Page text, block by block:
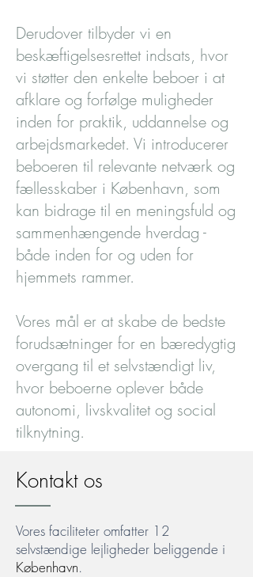
Derudover tilbyder vi en
beskæftigelsesrettet indsats, hvor
vi støtter den enkelte beboer i at
afklare og forfølge muligheder
inden for praktik, uddannelse og
arbejdsmarkedet. Vi introducerer
beboeren til relevante netværk og
fællesskaber i København, som
kan bidrage til en meningsfuld og
sammenhængende hverdag -
både inden for og uden for
hjemmets rammer.
Vores mål er at skabe de bedste
forudsætninger for en bæredygtig
overgang til et selvstændigt liv,
hvor beboerne oplever både
autonomi, livskvalitet og social
tilknytning.
Kontakt os
Vores faciliteter omfatter 12
selvstændige lejligheder beliggende i
København.